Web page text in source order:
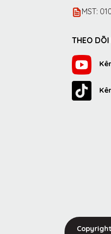
MST:
THEO DÕI
Copyright